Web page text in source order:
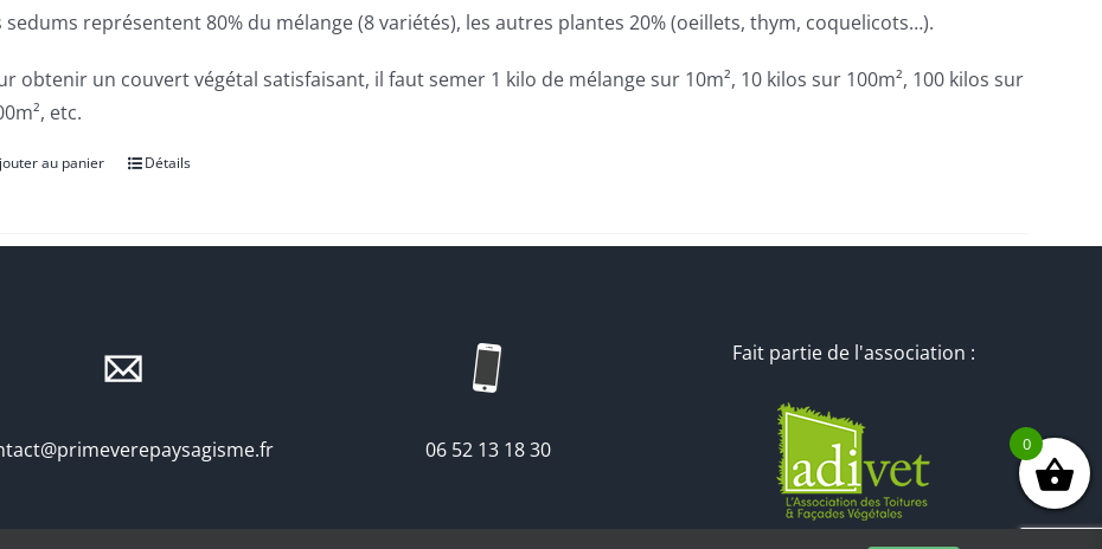
sedums représentent 80% du mélange (8 variétés), les autres plantes 20% (oeillets, thym, coquelicots…).
obtenir un couvert végétal satisfaisant, il faut semer 1 kilo de mélange sur 10m², 10 kilos sur 100m², 100 kilos sur
etc.
au panier Détails
06 52 13 18 30
Fait partie de l'association :
0